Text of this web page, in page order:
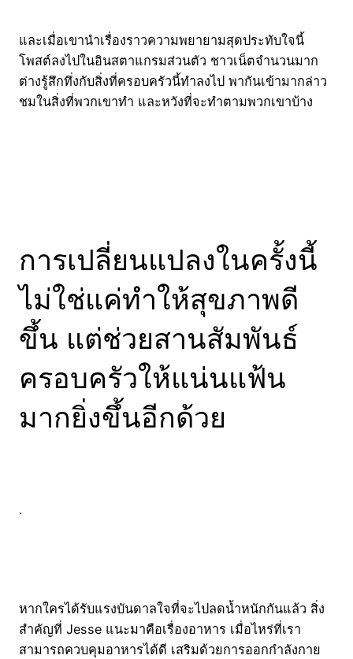
และเมื่อเขานำเรื่องราวความพยายามสุดประทับใจนี้
โพสต์ลงไปในอินสตาแกรมส่วนตัว ชาวเน็ตจำนวนมาก
ต่างรู้สึกทึ่งกับสิ่งที่ครอบครัวนี้ทำลงไป พากันเข้ามากล่าว
ชมในสิ่งที่พวกเขาทำ และหวังที่จะทำตามพวกเขาบ้าง
การเปลี่ยนแปลงในครั้งนี้
ไม่ใช่แค่ทำให้สุขภาพดี
ขึ้น แต่ช่วยสานสัมพันธ์
ครอบครัวให้แน่นแฟ้น
มากยิ่งขึ้นอีกด้วย
.
หากใครได้รับแรงบันดาลใจที่จะไปลดน้ำหนักกันแล้ว สิ่ง
สำคัญที่ Jesse แนะมาคือเรื่องอาหาร เมื่อไหร่ที่เรา
สามารถควบคุมอาหารได้ดี เสริมด้วยการออกกำลังกาย